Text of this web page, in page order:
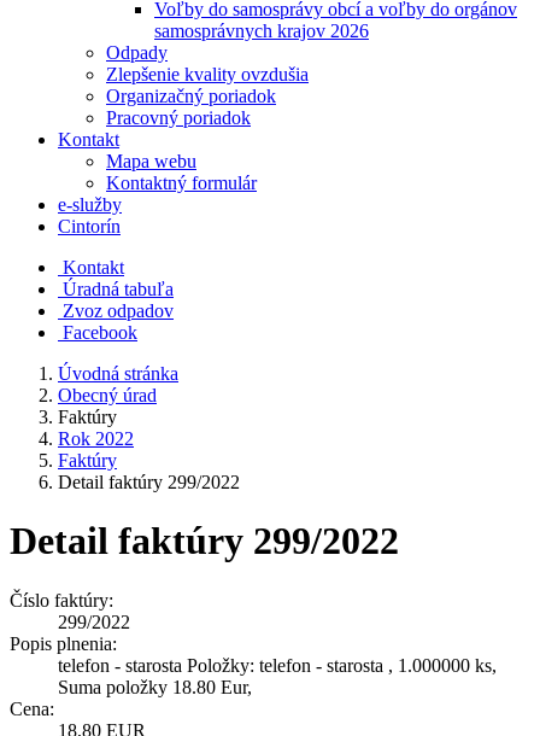
Voľby do samosprávy obcí a voľby do orgánov
samosprávnych krajov 2026
Odpady
Zlepšenie kvality ovzdušia
Organizačný poriadok
Pracovný poriadok
Kontakt
Mapa webu
Kontaktný formulár
e-služby
Cintorín
Kontakt
Úradná tabuľa
Zvoz odpadov
Facebook
Úvodná stránka
Obecný úrad
Faktúry
Rok 2022
Faktúry
Detail faktúry 299/2022
Detail faktúry 299/2022
Číslo faktúry:
299/2022
Popis plnenia:
telefon - starosta Položky: telefon - starosta , 1.000000 ks,
Suma položky 18.80 Eur,
Cena:
18,80 EUR